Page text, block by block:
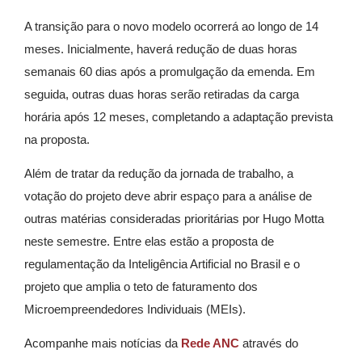
A transição para o novo modelo ocorrerá ao longo de 14
meses. Inicialmente, haverá redução de duas horas
semanais 60 dias após a promulgação da emenda. Em
seguida, outras duas horas serão retiradas da carga
horária após 12 meses, completando a adaptação prevista
na proposta.
Além de tratar da redução da jornada de trabalho, a
votação do projeto deve abrir espaço para a análise de
outras matérias consideradas prioritárias por Hugo Motta
neste semestre. Entre elas estão a proposta de
regulamentação da Inteligência Artificial no Brasil e o
projeto que amplia o teto de faturamento dos
Microempreendedores Individuais (MEIs).
Acompanhe mais notícias da Rede ANC através do